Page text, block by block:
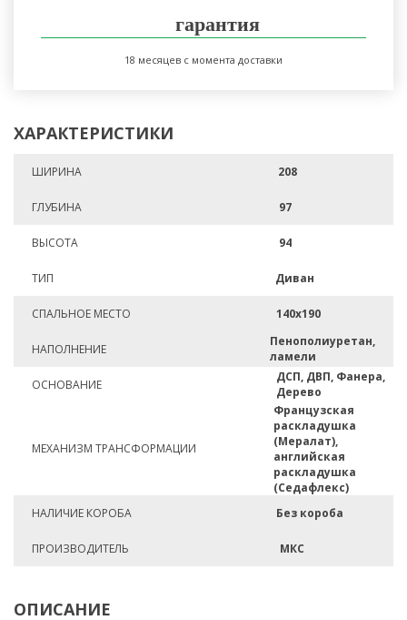
гарантия
18 месяцев с момента доставки
ХАРАКТЕРИСТИКИ
ШИРИНА 208
ГЛУБИНА 97
ВЫСОТА 94
ТИП Диван
СПАЛЬНОЕ МЕСТО 140х190
НАПОЛНЕНИЕ
Пенополиуретан,
ламели
ОСНОВАНИЕ
ДСП, ДВП, Фанера,
Дерево
МЕХАНИЗМ ТРАНСФОРМАЦИИ
Французская
раскладушка
(Мералат),
английская
раскладушка
(Седафлекс)
НАЛИЧИЕ КОРОБА
Без короба
ПРОИЗВОДИТЕЛЬ МКС
ОПИСАНИЕ